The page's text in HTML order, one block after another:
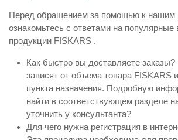
Перед обращением за помощью к нашим
ознакомьтесь с ответами на популярные
продукции FISKARS .
Как быстро вы доставляете
зависят от объема товара FISKARS
пункта назначения. Подробную
найти в соответствующем разделе
уточнить у консультанта?
Для чего нужна регистрация в